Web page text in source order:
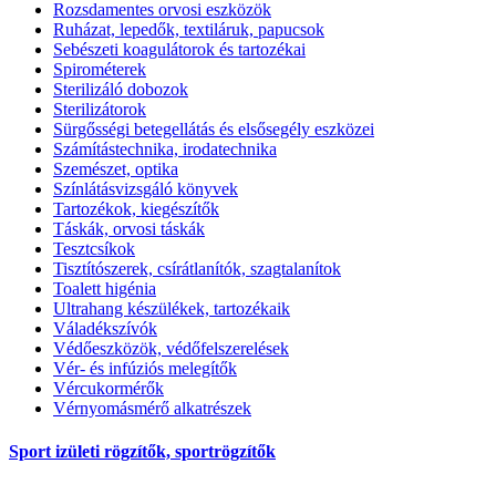
Rozsdamentes orvosi eszközök
Ruházat, lepedők, textiláruk, papucsok
Sebészeti koagulátorok és tartozékai
Spirométerek
Sterilizáló dobozok
Sterilizátorok
Sürgősségi betegellátás és elsősegély eszközei
Számítástechnika, irodatechnika
Szemészet, optika
Színlátásvizsgáló könyvek
Tartozékok, kiegészítők
Táskák, orvosi táskák
Tesztcsíkok
Tisztítószerek, csírátlanítók, szagtalanítok
Toalett higénia
Ultrahang készülékek, tartozékaik
Váladékszívók
Védőeszközök, védőfelszerelések
Vér- és infúziós melegítők
Vércukormérők
Vérnyomásmérő alkatrészek
Sport izületi rögzítők, sportrögzítők